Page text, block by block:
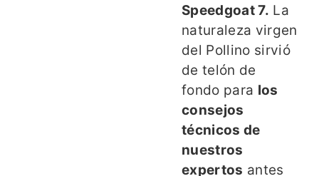
Speedgoat 7. La
naturaleza virgen
del Pollino sirvió
de telón de
fondo para los
consejos
técnicos de
nuestros
expertos antes